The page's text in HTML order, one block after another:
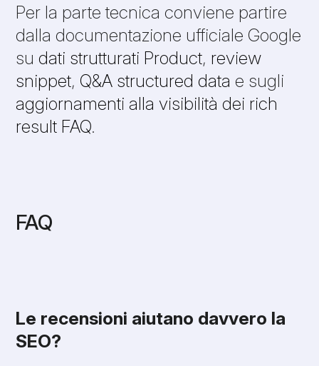
Per la parte tecnica conviene partire
dalla documentazione ufficiale Google
sudati strutturati Product, review
snippet, Q&A structured data e sugli
aggiornamenti alla visibilità dei rich
result FAQ.
FAQ
Le recensioni aiutano davvero la
SEO?